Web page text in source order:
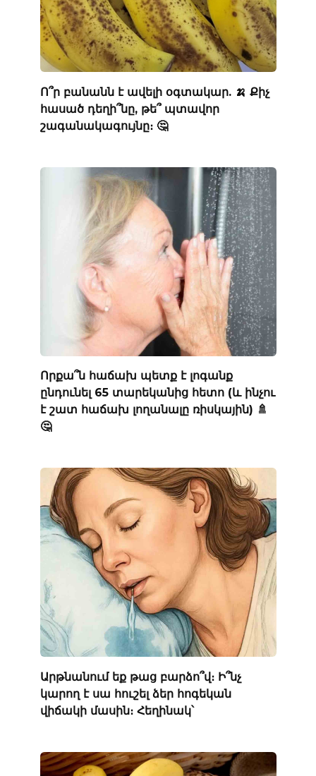
Ո՞ր բանանն է ավելի օգտակար. 🍌 Քիչ
հասած դեղի՞նը, թե՞ պտավոր
շագանակագույնը։ 🤔
Որքա՞ն հաճախ պետք է լոգանք
ընդունել 65 տարեկանից հետո (և ինչու
է շատ հաճախ լողանալը ռիսկային) 🚿
🤔
Արթնանում եք թաց բարձո՞վ։ Ի՞նչ
կարող է սա հուշել ձեր հոգեկան
վիճակի մասին։ Հեղինակ՝